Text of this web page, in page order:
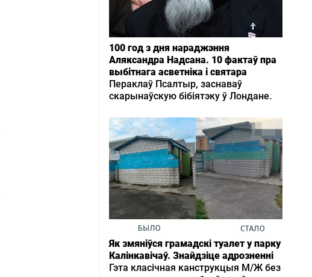
100 год з дня нараджэння
Аляксандра Надсана. 10 фактаў пра
выбітнага асветніка і святара
Пераклаў Псалтыр, заснаваў
скарынаўскую бібіятэку ў Лондане.
Як змяніўся грамадскі туалет у парку
Калінкавічаў. Знайдзіце адрозненні
Гэта класічная канструкцыя М/Ж без